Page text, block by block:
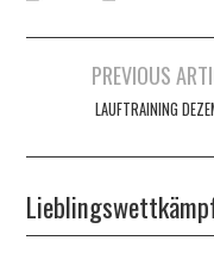
Artikel-
Navigation
PREVIOUS
LAUFTRAINING